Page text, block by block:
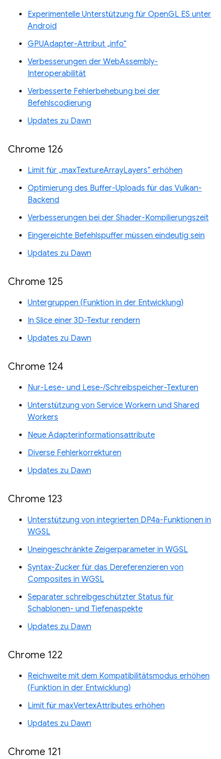
Experimentelle Unterstützung für OpenGL ES unter
Android
GPUAdapter-Attribut „info“
Verbesserungen der WebAssembly-
Interoperabilität
Verbesserte Fehlerbehebung bei der
Befehlscodierung
Updates zu Dawn
Chrome 126
Limit für „maxTextureArrayLayers“ erhöhen
Optimierung des Buffer-Uploads für das Vulkan-
Backend
Verbesserungen bei der Shader-Kompilierungszeit
Eingereichte Befehlspuffer müssen eindeutig sein
Updates zu Dawn
Chrome 125
Untergruppen (Funktion in der Entwicklung)
In Slice einer 3D-Textur rendern
Updates zu Dawn
Chrome 124
Nur-Lese- und Lese-/Schreibspeicher-Texturen
Unterstützung von Service Workern und Shared
Workers
Neue Adapterinformationsattribute
Diverse Fehlerkorrekturen
Updates zu Dawn
Chrome 123
Unterstützung von integrierten DP4a-Funktionen in
WGSL
Uneingeschränkte Zeigerparameter in WGSL
Syntax-Zucker für das Dereferenzieren von
Composites in WGSL
Separater schreibgeschützter Status für
Schablonen- und Tiefenaspekte
Updates zu Dawn
Chrome 122
Reichweite mit dem Kompatibilitätsmodus erhöhen
(Funktion in der Entwicklung)
Limit für maxVertexAttributes erhöhen
Updates zu Dawn
Chrome 121